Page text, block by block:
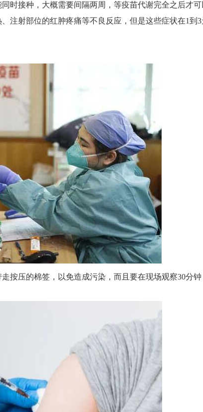
时接种，大概需要间隔两周，等疫苗代谢完全之后才
注射部位的红肿疼痛等不良反应，但是这些症状在1到
按压的棉签，以免造成污染，而且要在现场观察30分